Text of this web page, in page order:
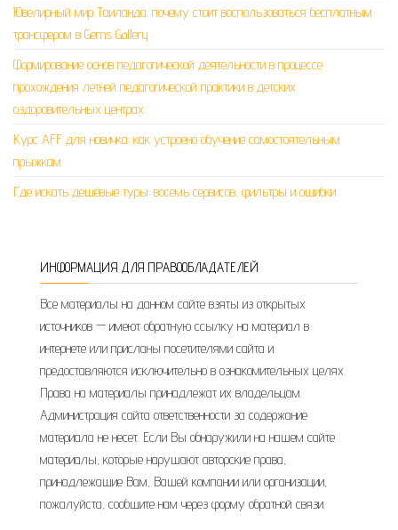
Ювелирный мир Таиланда: почему стоит воспользоваться бесплатным
трансфером в Gems Gallery
Формирование основ педагогической деятельности в процессе
прохождения летней педагогической практики в детских
оздоровительных центрах
Курс AFF для новичка: как устроено обучение самостоятельным
прыжкам
Где искать дешёвые туры: восемь сервисов, фильтры и ошибки
ИНФОРМАЦИЯ ДЛЯ ПРАВООБЛАДАТЕЛЕЙ
Все материалы на данном сайте взяты из открытых
источников — имеют обратную ссылку на материал в
интернете или присланы посетителями сайта и
предоставляются исключительно в ознакомительных целях.
Права на материалы принадлежат их владельцам.
Администрация сайта ответственности за содержание
материала не несет. Если Вы обнаружили на нашем сайте
материалы, которые нарушают авторские права,
принадлежащие Вам, Вашей компании или организации,
пожалуйста, сообщите нам через форму обратной связи.